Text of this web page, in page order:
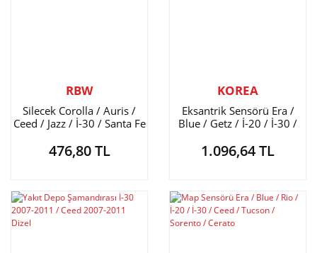
RBW
Silecek Corolla / Auris /
Ceed / Jazz / İ-30 / Santa Fe
476,80 TL
KOREA
Eksantrik Sensörü Era /
Blue / Getz / İ-20 / İ-30 /
1.096,64 TL